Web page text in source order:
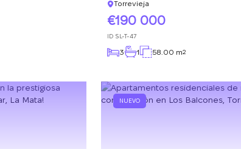
Torrevieja
190 000
ID SL-T-47
3 1 58.00 m2
NUEVO